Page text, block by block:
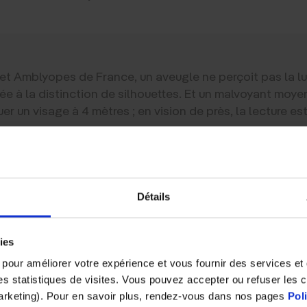
Détails
améliorer votre expérience et vous fournir des services
statistiques de visites. Vous pouvez accepter ou refuser les
Pour en savoir plus, rendez-vous dans nos pages
Amblyopes de France, un aveugle ne perçoit pas la
à la distinction de silhouettes. Et un malvoyant
un visage à 4 mètres ; en vision de près, la lecture
AUX DÉFICIENTS VISUELS,
LES PRINCIPAUX
en classe ordinaire n’ont pas accès aux supports